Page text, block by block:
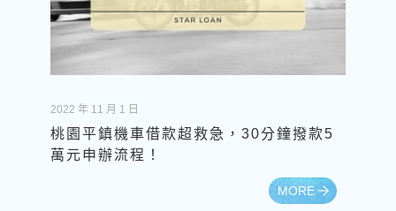
2022 年 11 月 1 日
桃園平鎮機車借款超救急，30分鐘撥款5
萬元申辦流程！
MORE